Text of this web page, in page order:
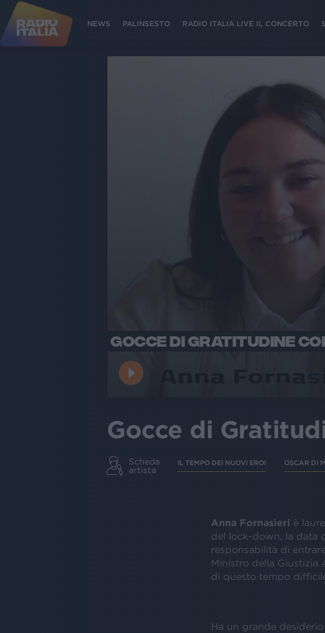
NEWS PALINSESTO RADIO ITALIA LIVE IL CONCERTO
GOCCE DI GRATITUDINE
Gocce di
Scheda
artista
IL TEMPO DEI NUOVI EROI OSCAR DI
Anna Fornasieri è
del lock-down, la data
responsabilità di
Ministro della Giustizia
di questo tempo
Ha un grande